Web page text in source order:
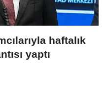
haftalık
yaptı